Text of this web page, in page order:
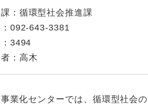
： 循環型社会推進課
092-643-3381
3494
： 高木
業化センターでは、循環型社会の